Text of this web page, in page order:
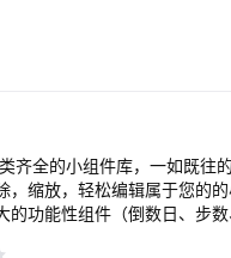
有不一样的感觉，欢迎来撩
全的小组件库，一如既往
编辑属于您的的小组件。 组件丰富
功能性组件（倒数日、步数